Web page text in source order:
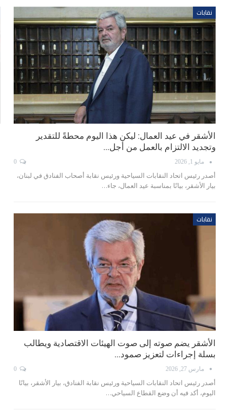
نقابات
الأشقر في عيد العمال: ليكن هذا اليوم محطةً للتقدير
وتجديد الالتزام بالعمل من أجل…
مايو 1, 2026 0
أصدر رئيس اتحاد النقابات السياحية ورئيس نقابة أصحاب الفنادق في لبنان،
بيار الأشقر، بيانًا بمناسبة عيد العمال، جاء…
نقابات
الأشقر يضم صوته إلى صوت الهيئات الاقتصادية ويطالب
بسلة إجراءات لتعزيز صمود…
مارس 27, 2026 0
أصدر رئيس اتحاد النقابات السياحية ورئيس نقابة الفنادق، بيار الأشقر، بيانًا
اليوم، أكد فيه أن وضع القطاع السياحي…